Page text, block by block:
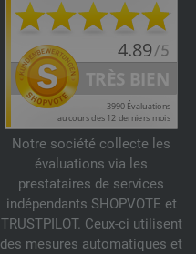
Notre société collecte les
évaluations via les
prestataires de services
indépendants SHOPVOTE et
TRUSTPILOT. Ceux-ci utilisent
des mesures automatiques et